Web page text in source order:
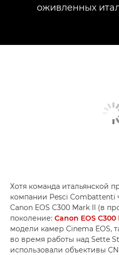
оживленных
Хотя команда итальянской
компании Pesci Combattenti
Canon EOS C300 Mark II (в
поколение: Canon EOS C300
модели камер Cinema EOS,
во время работы над Sette
использовали объективы